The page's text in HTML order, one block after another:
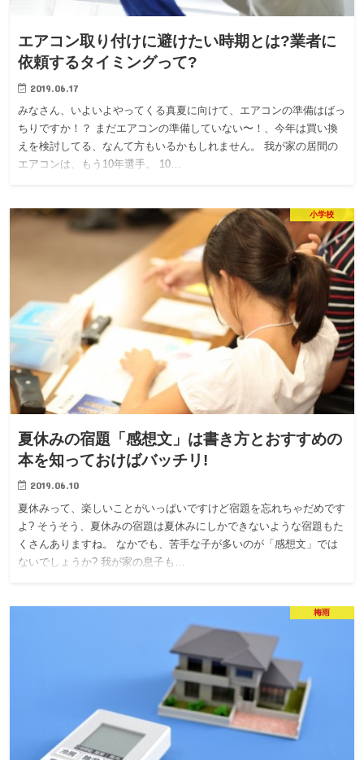
エアコン取り付けに避けたい時期とは?業者に
依頼するタイミングって?
2019.06.17
みなさん、いよいよやってくる真夏に向けて、エアコンの準備はばっ
ちりですか！？ まだエアコンの準備していない〜！、今年は買い換
えを検討してる、なんて方もいるかもしれません。 我が家の居間の
エアコンは、もう10年選手。 10…
小学校
夏休みの宿題「感想文」は書き方とおすすめの
本を知っておけばバッチリ!
2019.06.10
夏休みって、楽しいことがいっぱいですけど宿題を忘れちゃだめです
よ? そうそう、夏休みの宿題は夏休みにしかできないような宿題もた
くさんありますね。 なかでも、苦手な子が多いのが「感想文」では
ないでしょうか? 我が家の息子も…
梅雨